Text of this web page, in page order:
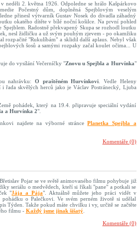
neděli 2. května 1926. Odpoledne se hrálo Kašpárkovo
Počestný dům, doplněná Spejblovým veselým
přinesl výtvarník Gustav Nosek do divadla záhadný
okatého dítěte v bílé noční košilce. Na první pohled
Spejblem. Radostně překvapený Skupa se rozhodl loutku
nesl židličku a už svým pouhým zjevem - po okamžiku
rozpačité "Rukulíbám" a sklidil další aplaus. Nebyl však
šosů a samými rozpaky začal koulet očima... U
do vysílání Večerníčky "Znovu u Spejbla a Hurvínka"
nahrávku: O praštěném Hurvínkovi . Vedle Heleny
řada skvělých herců jako je Václav Postránecký, Ljuba
pohádek, který na 19.4. připravuje speciální vydání
a Hurvínka 2".
najdete na výborné stráncePlanetka Spejbla a
Komentáře (0)
Pojar se ve světě animovaného filmu pohybuje již
seriálu o medvědech, kteří si říkali "pane" a potkali se
"Jája a Pája". Aktuálně můžete jeho práci vidět v
o Palečkovi. Ve svém perném životě si udělal
Týden. Takže pokud máte chvilku i vy, určitě se začtěte
filmu - Každý jsme jinak šišatý.
Komentáře (0)